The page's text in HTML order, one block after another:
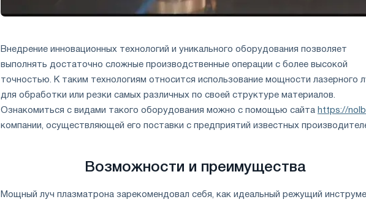
Внедрение инновационных технологий и уникального оборудования позволяет
выполнять достаточно сложные производственные операции с более высокой
точностью. К таким технологиям относится использование мощности лазерного
для обработки или резки самых различных по своей структуре материалов.
Ознакомиться с видами такого оборудования можно с помощью сайта https://
компании, осуществляющей его поставки с предприятий известных
Возможности и преимущества
Мощный луч плазматрона зарекомендовал себя, как идеальный режущий